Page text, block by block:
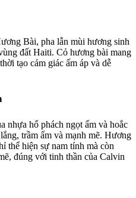
Bài, pha lẫn mùi hương sinh
đất Haiti. Cỏ hương bài mang
tạo cảm giác ấm áp và dễ
nhựa hổ phách ngọt ấm và hoắc
trầm ấm và mạnh mẽ. Hương
thể hiện sự nam tính mà còn
đúng với tinh thần của Calvin